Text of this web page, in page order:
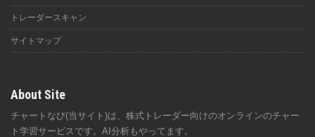
トレーダースキャン
サイトマップ
About Site
チャートなび(当サイト)は、株式トレーダー向けのオンラインのチャー
ト学習サービスです。AI分析もやってます。